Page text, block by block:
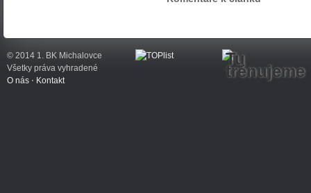
© 2014 1. BK Michalovce
Všetky práva vyhradené
O nás ⋅ Kontakt
Tu
trénujeme